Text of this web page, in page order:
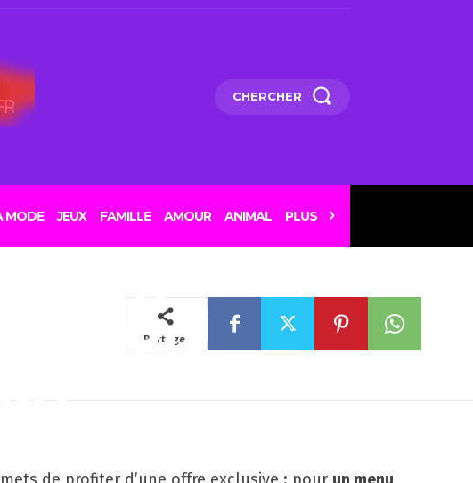
CHERCHER
MODE JEUX FAMILLE AMOUR ANIMAL PLUS
au
acheté,
Partager